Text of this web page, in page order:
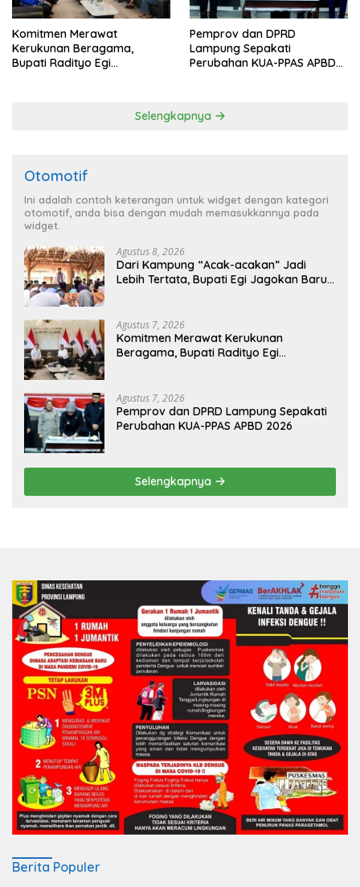
Komitmen Merawat
Kerukunan Beragama,
Bupati Radityo Egi
Pemprov dan DPRD
Lampung Sepakati
Perubahan KUA-PPAS APBD
Selengkapnya
Otomotif
Ini adalah contoh keterangan untuk widget dengan kategori
otomotif, anda bisa dengan mudah memasukkannya pada
widget.
Agustus 8, 2026
Dari Kampung “Acak-acakan” Jadi
Lebih Tertata, Bupati Egi Jagokan Baru
Agustus 7, 2026
Komitmen Merawat Kerukunan
Beragama, Bupati Radityo Egi
Agustus 7, 2026
Pemprov dan DPRD Lampung Sepakati
Perubahan KUA-PPAS APBD 2026
Selengkapnya
Berita Populer